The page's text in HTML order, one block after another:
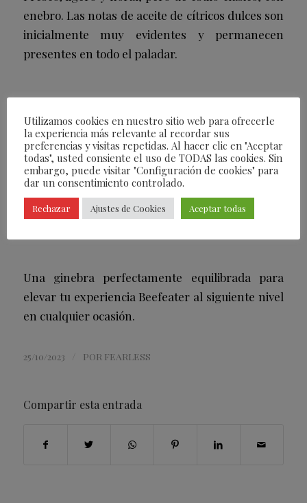
enebro. Las notas de aceite de cítricos dulces son
inicialmente muy evidentes y permanecen
presentes en todo el paladar.
Copa con mucho hielo
50ml de Beefeater Black
200ml de Tónica
Rodaja de limón
Una ginebra perfectamente equilibrada para
elevar tu experiencia Beefeater al siguiente nivel
en cualquier ocasión.
25/10/2023 POR FEARLESS
Compartir esta entrada
Utilizamos cookies en nuestro sitio web para ofrecerle
la experiencia más relevante al recordar sus
preferencias y visitas repetidas. Al hacer clic en "Aceptar
todas", usted consiente el uso de TODAS las cookies. Sin
embargo, puede visitar "Configuración de cookies" para
dar un consentimiento controlado.
Rechazar Ajustes de Cookies Aceptar todas